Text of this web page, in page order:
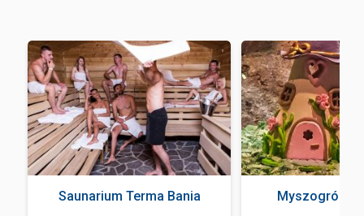
Saunarium Terma Bania Myszogród